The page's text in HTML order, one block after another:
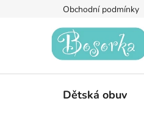
Obchodní podmínky
Dětská obuv